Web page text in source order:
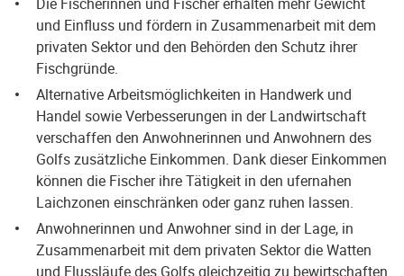
und Einfluss und fördern in Zusammenarbeit mit dem
privaten Sektor und den Behörden den Schutz ihrer
Fischgründe.
Alternative Arbeitsmöglichkeiten in Handwerk und
Handel sowie Verbesserungen in der Landwirtschaft
verschaffen den Anwohnerinnen und Anwohnern des
Golfs zusätzliche Einkommen. Dank dieser Einkommen
können die Fischer ihre Tätigkeit in den ufernahen
Laichzonen einschränken oder ganz ruhen lassen.
Anwohnerinnen und Anwohner sind in der Lage, in
Zusammenarbeit mit dem privaten Sektor die Watten
und Flussläufe des Golfs gleichzeitig zu bewirtschaften